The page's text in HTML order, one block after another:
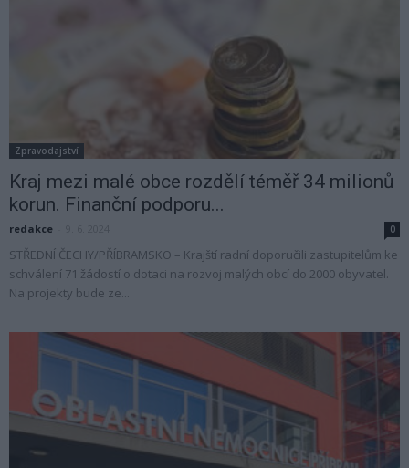
Zpravodajství
Kraj mezi malé obce rozdělí téměř 34 milionů
korun. Finanční podporu...
redakce 0
STŘEDNÍ ČECHY/PŘÍBRAMSKO – Krajští radní doporučili zastupitelům ke
schválení 71 žádostí o dotaci na rozvoj malých obcí do 2000 obyvatel.
Na projekty bude ze...